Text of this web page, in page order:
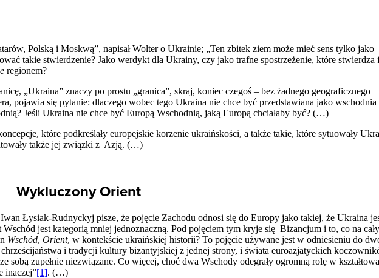
Polską i Moskwą”, napisał Wolter o Ukrainie; „Ten zbitek ziem może mieć sens tylko jako
takie stwierdzenie? Jako werdykt dla Ukrainy, czy jako trafne spostrzeżenie, które stwierdza
regionem?
„Ukraina” znaczy po prostu „granica”, skraj, koniec czegoś – bez żadnego geograficznego
pojawia się pytanie: dlaczego wobec tego Ukraina nie chce być przedstawiana jako wschodnia
Jeśli Ukraina nie chce być Europą Wschodnią, jaką Europą chciałaby być? (…)
które podkreślały europejskie korzenie ukraińskości, a także takie, które sytuowały
także jej związki z Azją. (…)
Wykluczony Orient
Łysiak-Rudnyckyj pisze, że pojęcie Zachodu odnosi się do Europy jako takiej, że Ukraina
jest kategorią mniej jednoznaczną. Pod pojęciem tym kryje się Bizancjum i to, co na
Wschód, Orient, w kontekście ukraińskiej historii? To pojęcie używane jest w odniesieniu do
i tradycji kultury bizantyjskiej z jednej strony, i świata euroazjatyckich
sobą zupełnie niezwiązane. Co więcej, choć dwa Wschody odegrały ogromną rolę w
inaczej”[1]. (…)